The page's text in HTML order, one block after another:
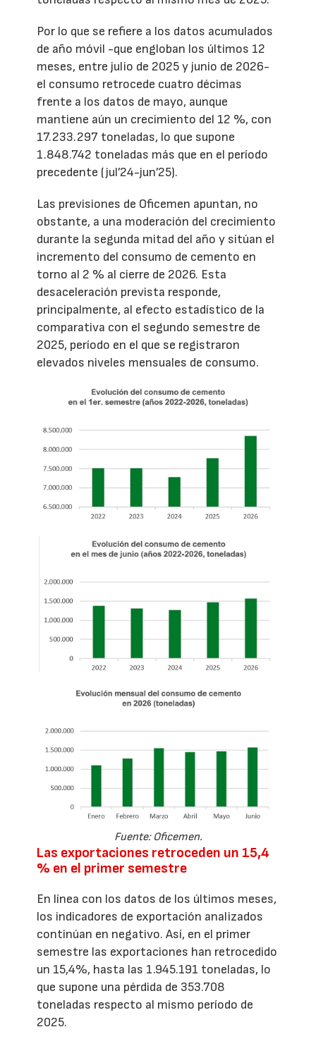
Por lo que se refiere a los datos acumulados
de año móvil -que engloban los últimos 12
meses, entre julio de 2025 y junio de 2026-
el consumo retrocede cuatro décimas
frente a los datos de mayo, aunque
mantiene aún un crecimiento del 12 %, con
17.233.297 toneladas, lo que supone
1.848.742 toneladas más que en el período
precedente (jul’24-jun’25).
Las previsiones de Oficemen apuntan, no
obstante, a una moderación del crecimiento
durante la segunda mitad del año y sitúan el
incremento del consumo de cemento en
torno al 2 % al cierre de 2026. Esta
desaceleración prevista responde,
principalmente, al efecto estadístico de la
comparativa con el segundo semestre de
2025, período en el que se registraron
elevados niveles mensuales de consumo.
Fuente: Oficemen.
Las exportaciones retroceden un 15,4
% en el primer semestre
En línea con los datos de los últimos meses,
los indicadores de exportación analizados
continúan en negativo. Así, en el primer
semestre las exportaciones han retrocedido
un 15,4%, hasta las 1.945.191 toneladas, lo
que supone una pérdida de 353.708
toneladas respecto al mismo período de
2025.